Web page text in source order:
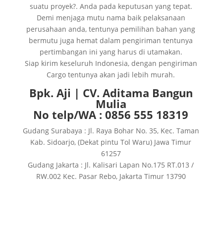
suatu proyek?. Anda pada keputusan yang tepat.
Demi menjaga mutu nama baik pelaksanaan
perusahaan anda, tentunya pemilihan bahan yang
bermutu juga hemat dalam pengiriman tentunya
pertimbangan ini yang harus di utamakan.
Siap kirim keseluruh Indonesia, dengan pengiriman
Cargo tentunya akan jadi lebih murah.
Bpk. Aji | CV. Aditama Bangun
Mulia
No telp/WA : 0856 555 18319
Gudang Surabaya : Jl. Raya Bohar No. 35, Kec. Taman
Kab. Sidoarjo, (Dekat pintu Tol Waru) Jawa Timur
61257
Gudang Jakarta : Jl. Kalisari Lapan No.175 RT.013 /
RW.002 Kec. Pasar Rebo, Jakarta Timur 13790